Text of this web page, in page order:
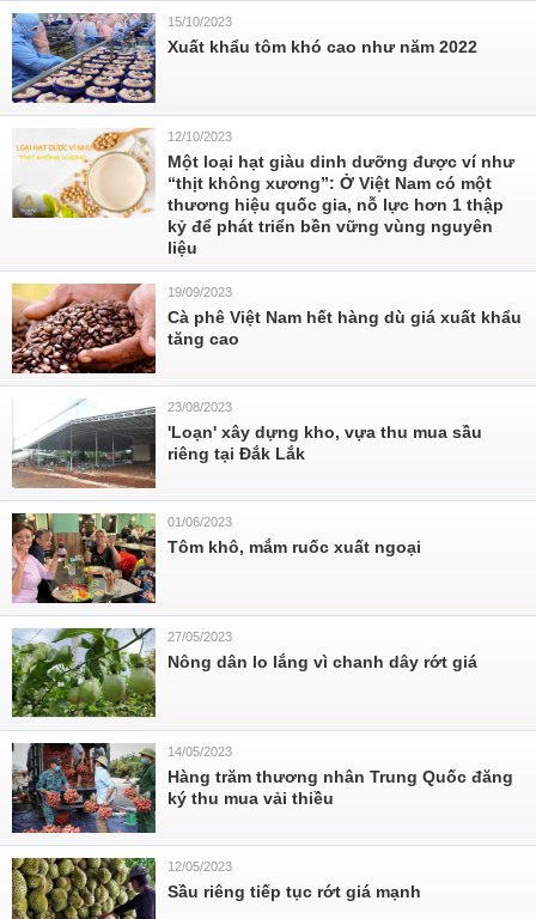
15/10/2023
Xuất khẩu tôm khó cao như năm 2022
12/10/2023
Một loại hạt giàu dinh dưỡng được ví như
“thịt không xương”: Ở Việt Nam có một
thương hiệu quốc gia, nỗ lực hơn 1 thập
kỷ để phát triển bền vững vùng nguyên
liệu
19/09/2023
Cà phê Việt Nam hết hàng dù giá xuất khẩu
tăng cao
23/08/2023
'Loạn' xây dựng kho, vựa thu mua sầu
riêng tại Đắk Lắk
01/06/2023
Tôm khô, mắm ruốc xuất ngoại
27/05/2023
Nông dân lo lắng vì chanh dây rớt giá
14/05/2023
Hàng trăm thương nhân Trung Quốc đăng
ký thu mua vải thiều
12/05/2023
Sầu riêng tiếp tục rớt giá mạnh